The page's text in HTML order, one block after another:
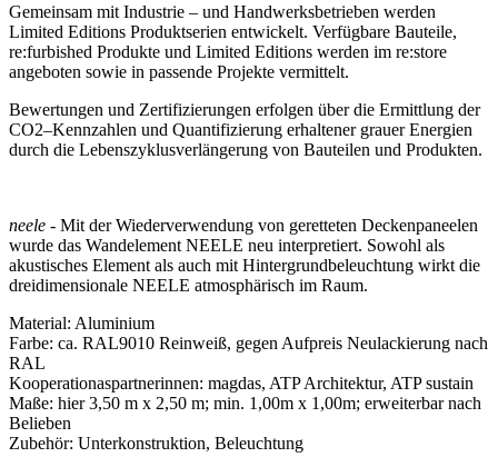
Gemeinsam mit Industrie – und Handwerksbetrieben werden
Limited Editions Produktserien entwickelt. Verfügbare Bauteile,
re:furbished Produkte und Limited Editions werden im re:store
angeboten sowie in passende Projekte vermittelt.
Bewertungen und Zertifizierungen erfolgen über die Ermittlung der
CO2–Kennzahlen und Quantifizierung erhaltener grauer Energien
durch die Lebenszyklusverlängerung von Bauteilen und Produkten.
neele - Mit der Wiederverwendung von geretteten Deckenpaneelen
wurde das Wandelement NEELE neu interpretiert. Sowohl als
akustisches Element als auch mit Hintergrundbeleuchtung wirkt die
dreidimensionale NEELE atmosphärisch im Raum.
Material: Aluminium
Farbe: ca. RAL9010 Reinweiß, gegen Aufpreis Neulackierung nach
RAL
Kooperationaspartnerinnen: magdas, ATP Architektur, ATP sustain
Maße: hier 3,50 m x 2,50 m; min. 1,00m x 1,00m; erweiterbar nach
Belieben
Zubehör: Unterkonstruktion, Beleuchtung